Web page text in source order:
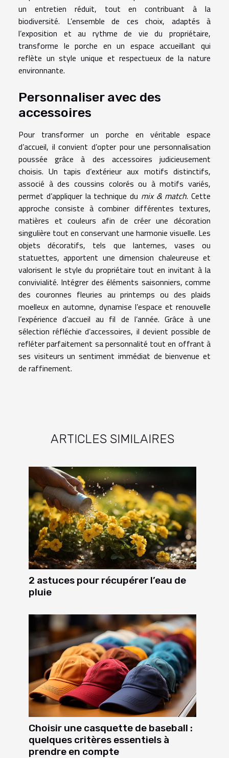
un entretien réduit, tout en contribuant à la
biodiversité. L’ensemble de ces choix, adaptés à
l’exposition et au rythme de vie du propriétaire,
transforme le porche en un espace accueillant qui
reflète un style unique et respectueux de la nature
environnante.
Personnaliser avec des
accessoires
Pour transformer un porche en véritable espace
d’accueil, il convient d’opter pour une personnalisation
poussée grâce à des accessoires judicieusement
choisis. Un tapis d’extérieur aux motifs distinctifs,
associé à des coussins colorés ou à motifs variés,
permet d’appliquer la technique du mix & match. Cette
approche consiste à combiner différentes textures,
matières et couleurs afin de créer une décoration
singulière tout en conservant une harmonie visuelle. Les
objets décoratifs, tels que lanternes, vases ou
statuettes, apportent une dimension chaleureuse et
valorisent le style du propriétaire tout en invitant à la
convivialité. Intégrer des éléments saisonniers, comme
des couronnes fleuries au printemps ou des plaids
moelleux en automne, dynamise l’espace et renouvelle
l’expérience d’accueil au fil de l’année. Grâce à une
sélection réfléchie d’accessoires, il devient possible de
refléter parfaitement sa personnalité tout en offrant à
ses visiteurs un sentiment immédiat de bienvenue et
de raffinement.
ARTICLES SIMILAIRES
2 astuces pour récupérer l’eau de
pluie
Choisir une casquette de baseball :
quelques critères essentiels à
prendre en compte